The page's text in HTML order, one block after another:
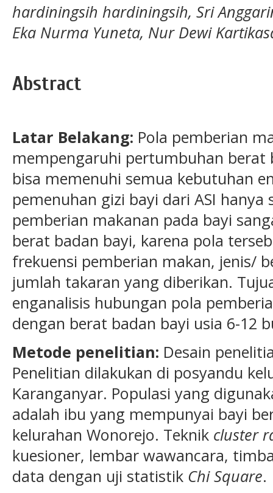
hardiningsih hardiningsih, Sri
Eka Nurma Yuneta, Nur Dewi
Abstract
Latar Belakang: Pola pemberian
mempengaruhi pertumbuhan berat
bisa memenuhi semua kebutuhan
pemenuhan gizi bayi dari ASI hanya
pemberian makanan pada bayi
berat badan bayi, karena pola
frekuensi pemberian makan, jenis/
jumlah takaran yang diberikan.
enganalisis hubungan pola
dengan berat badan bayi usia 6-12
Metode penelitian: Desain
Penelitian dilakukan di posyandu
Karanganyar. Populasi yang
adalah ibu yang mempunyai bayi
kelurahan Wonorejo. Teknik cluster
kuesioner, lembar wawancara,
data dengan uji statistik Chi Square.